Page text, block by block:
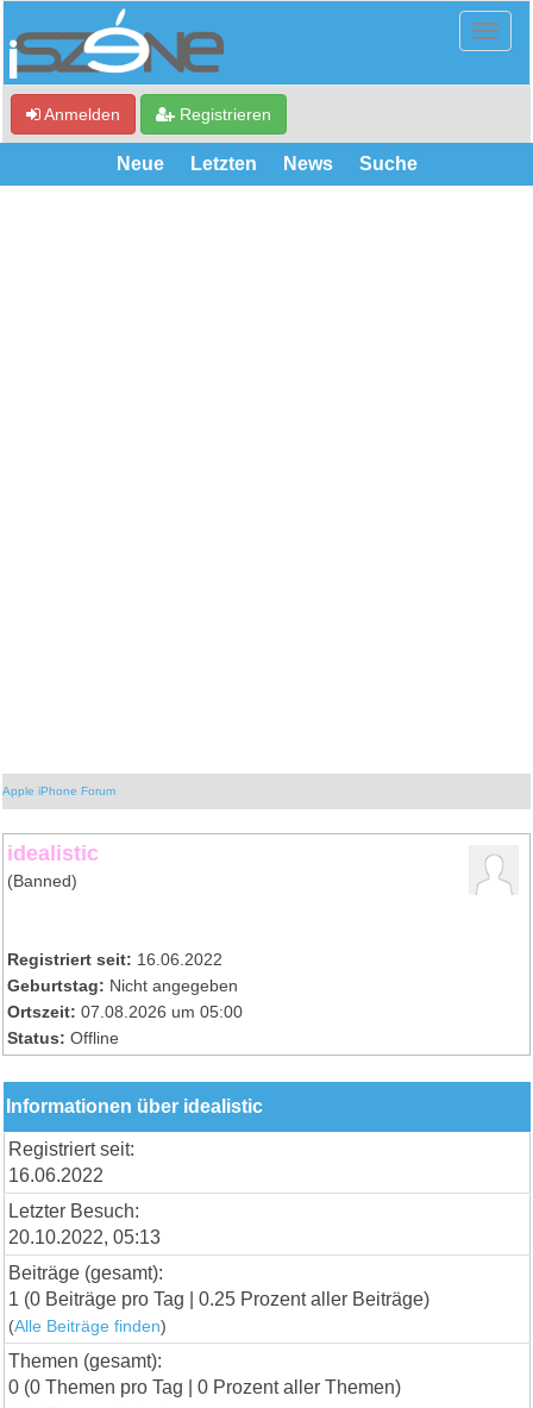
Anmelden Registrieren
Neue Letzten News Suche
Apple iPhone Forum
idealistic
(Banned)
Registriert seit: 16.06.2022
Geburtstag: Nicht angegeben
Ortszeit: 07.08.2026 um 05:00
Status: Offline
Informationen über idealistic
Registriert seit:
16.06.2022
Letzter Besuch:
20.10.2022, 05:13
Beiträge (gesamt):
1 (0 Beiträge pro Tag | 0.25 Prozent aller Beiträge)
(Alle Beiträge finden)
Themen (gesamt):
0 (0 Themen pro Tag | 0 Prozent aller Themen)